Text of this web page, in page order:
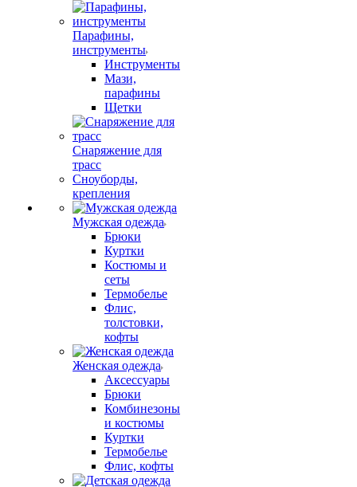
Парафины,
инструменты
Инструменты
Мази,
парафины
Щетки
Снаряжение для
трасс
Сноуборды,
крепления
Мужская одежда
Брюки
Куртки
Костюмы и
сеты
Термобелье
Флис,
толстовки,
кофты
Женская одежда
Аксессуары
Брюки
Комбинезоны
и костюмы
Куртки
Термобелье
Флис, кофты